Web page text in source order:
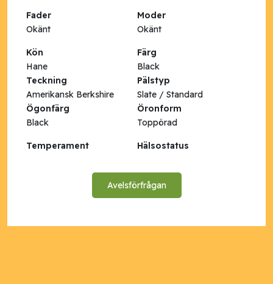
Fader
Moder
Okänt
Okänt
Kön
Färg
Hane
Black
Teckning
Pälstyp
Amerikansk Berkshire
Slate / Standard
Ögonfärg
Öronform
Black
Toppörad
Temperament Hälsostatus
Avelsförfrågan